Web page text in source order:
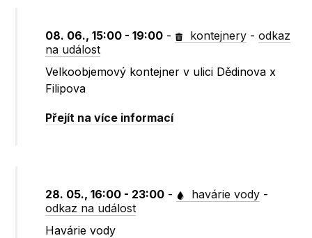
08. 06., 15:00 - 19:00 - kontejnery -odkaz
na událost
Velkoobjemový kontejner v ulici Dědinova x
Filipova
Přejít na více informací
28. 05., 16:00 - 23:00 - havárie vody -
odkaz na událost
Havárie vody